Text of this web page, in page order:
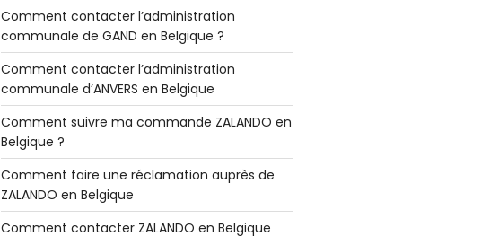
Comment contacter l’administration
communale de GAND en Belgique ?
Comment contacter l’administration
communale d’ANVERS en Belgique
Comment suivre ma commande ZALANDO en
Belgique ?
Comment faire une réclamation auprès de
ZALANDO en Belgique
Comment contacter ZALANDO en Belgique